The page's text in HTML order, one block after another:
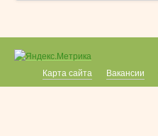
Карта сайта Вакансии